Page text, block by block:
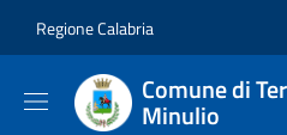
Regione Calabria
Comune di
Minulio